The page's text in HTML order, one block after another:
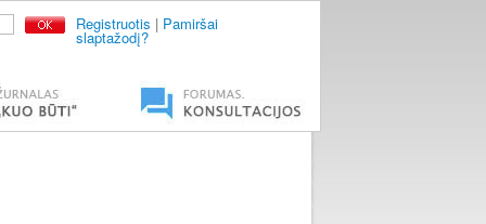
Registruotis | Pamiršai
slaptažodį?